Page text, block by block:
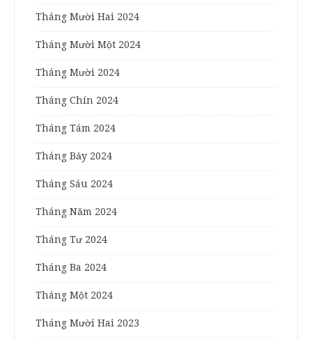
Tháng Mười Hai 2024
Tháng Mười Một 2024
Tháng Mười 2024
Tháng Chín 2024
Tháng Tám 2024
Tháng Bảy 2024
Tháng Sáu 2024
Tháng Năm 2024
Tháng Tư 2024
Tháng Ba 2024
Tháng Một 2024
Tháng Mười Hai 2023